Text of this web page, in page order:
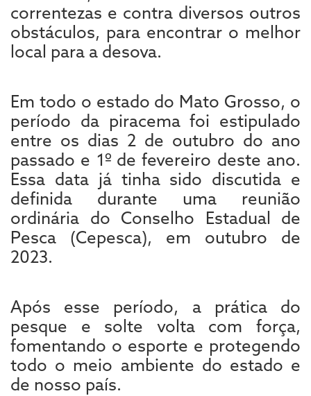
correntezas e contra diversos outros
obstáculos, para encontrar o melhor
local para a desova.
Em todo o estado do Mato Grosso, o
período da piracema foi estipulado
entre os dias 2 de outubro do ano
passado e 1º de fevereiro deste ano.
Essa data já tinha sido discutida e
definida durante uma reunião
ordinária do Conselho Estadual de
Pesca (Cepesca), em outubro de
2023.
Após esse período, a prática do
pesque e solte volta com força,
fomentando o esporte e protegendo
todo o meio ambiente do estado e
de nosso país.